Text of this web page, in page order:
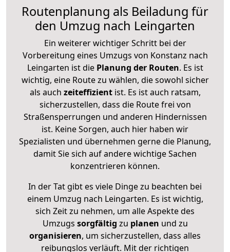
Routenplanung als Beiladung für
den Umzug nach Leingarten
Ein weiterer wichtiger Schritt bei der
Vorbereitung eines Umzugs von Konstanz nach
Leingarten ist diePlanung der Routen. Es ist
wichtig, eine Route zu wählen, die sowohl sicher
als auch zeiteffizientist. Es ist auch ratsam,
sicherzustellen, dass die Route frei von
Straßensperrungen und anderen Hindernissen
ist. Keine Sorgen, auch hier haben wir
Spezialisten und übernehmen gerne die Planung,
damit Sie sich auf andere wichtige Sachen
konzentrieren können.
In der Tat gibt es viele Dinge zu beachten bei
einem Umzug nach Leingarten. Es ist wichtig,
sich Zeit zu nehmen, um alle Aspekte des
Umzugs sorgfältig zu planen und zu
organisieren, um sicherzustellen, dass alles
reibungslos verläuft. Mit der richtigen